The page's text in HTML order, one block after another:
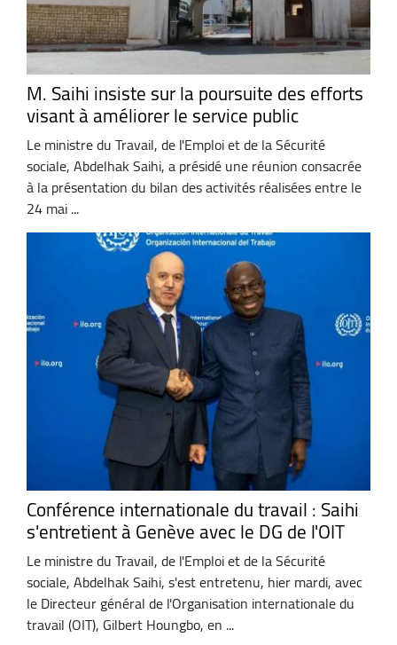
M. Saihi insiste sur la poursuite des efforts
visant à améliorer le service public
Le ministre du Travail, de l'Emploi et de la Sécurité
sociale, Abdelhak Saihi, a présidé une réunion consacrée
à la présentation du bilan des activités réalisées entre le
24 mai ...
Conférence internationale du travail : Saihi
s'entretient à Genève avec le DG de l'OIT
Le ministre du Travail, de l'Emploi et de la Sécurité
sociale, Abdelhak Saihi, s'est entretenu, hier mardi, avec
le Directeur général de l'Organisation internationale du
travail (OIT), Gilbert Houngbo, en ...